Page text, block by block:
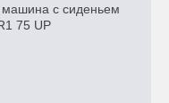
с сиденьем
75 UP